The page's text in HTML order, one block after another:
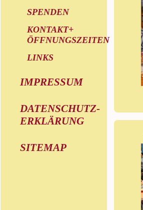
SPENDEN
KONTAKT+
ÖFFNUNGSZEITEN
LINKS
IMPRESSUM
DATENSCHUTZ-
ERKLÄRUNG
SITEMAP